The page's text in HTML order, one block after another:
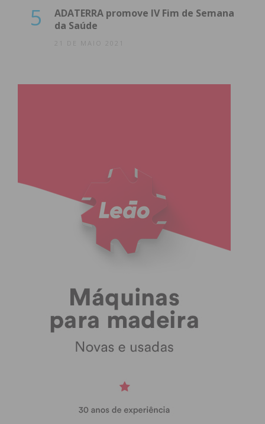
5
ADATERRA promove IV Fim de Semana
da Saúde
21 DE MAIO 2021